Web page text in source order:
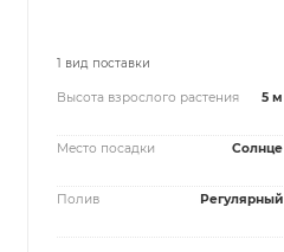
1 вид поставки
Высота взрослого растения 5 м
Место посадки Солнце
Полив Регулярный